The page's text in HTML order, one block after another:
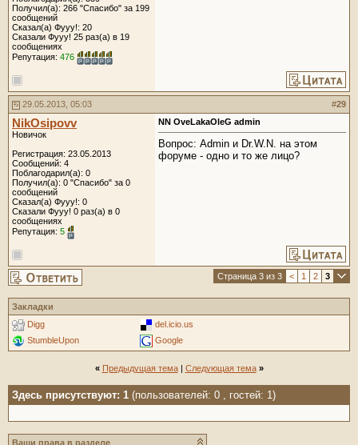
Получил(а): 266 "Спасибо" за 199
сообщений
Сказал(а) Фууу!: 20
Сказали Фууу! 25 раз(а) в 19
сообщениях
Репутация: 476
29.05.2013, 05:03 #29
NikOsipovv
Новичок
Регистрация: 23.05.2013
Сообщений: 4
Поблагодарил(а): 0
Получил(а): 0 "Спасибо" за 0
сообщений
Сказал(а) Фууу!: 0
Сказали Фууу! 0 раз(а) в 0
сообщениях
Репутация: 5
NN OveLakaOleG admin
Вопрос: Admin и Dr.W.N. на этом
форуме - одно и то же лицо?
Страница 3 из 3 < 1 2 3
Закладки
Digg
del.icio.us
StumbleUpon
Google
« Предыдущая тема| Следующая тема »
Здесь присутствуют: 1 (пользователей: 0 , гостей: 1)
Ваши права в разделе